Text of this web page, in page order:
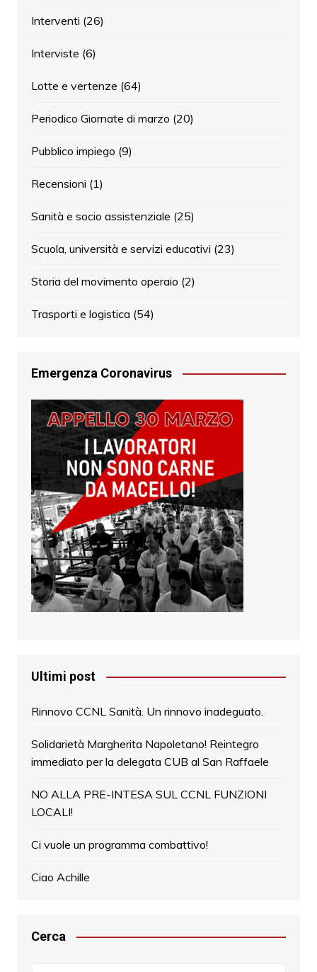
Interventi (26)
Interviste (6)
Lotte e vertenze (64)
Periodico Giornate di marzo (20)
Pubblico impiego (9)
Recensioni (1)
Sanità e socio assistenziale (25)
Scuola, università e servizi educativi (23)
Storia del movimento operaio (2)
Trasporti e logistica (54)
Emergenza Coronavirus
Ultimi post
Rinnovo CCNL Sanità. Un rinnovo inadeguato.
Solidarietà Margherita Napoletano! Reintegro
immediato per la delegata CUB al San Raffaele
NO ALLA PRE-INTESA SUL CCNL FUNZIONI
LOCALI!
Ci vuole un programma combattivo!
Ciao Achille
Cerca